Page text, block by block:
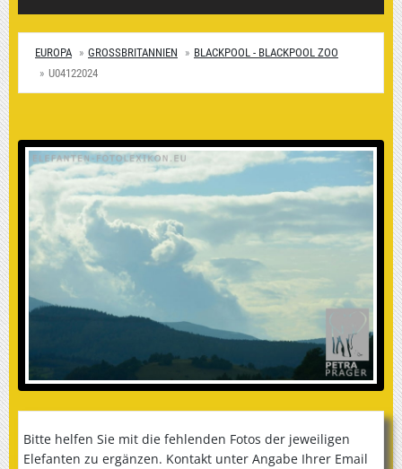
EUROPA GROSSBRITANNIEN
BLACKPOOL - BLACKPOOL ZOO
U04122024
Bitte helfen Sie mit die fehlenden Fotos der jeweiligen
Elefanten zu ergänzen. Kontakt unter Angabe Ihrer Email